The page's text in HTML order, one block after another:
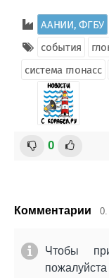
ААНИИ, ФГБУ
события
система глонасс
0
Комментарии 0.
Чтобы